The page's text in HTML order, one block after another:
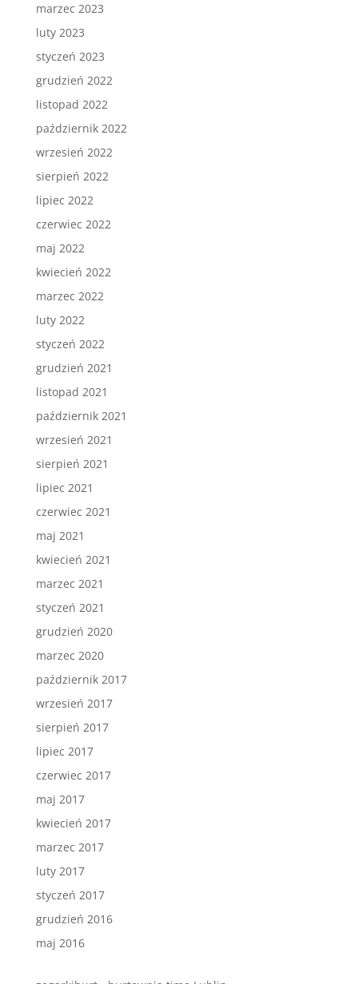
marzec 2023
luty 2023
styczeń 2023
grudzień 2022
listopad 2022
październik 2022
wrzesień 2022
sierpień 2022
lipiec 2022
czerwiec 2022
maj 2022
kwiecień 2022
marzec 2022
luty 2022
styczeń 2022
grudzień 2021
listopad 2021
październik 2021
wrzesień 2021
sierpień 2021
lipiec 2021
czerwiec 2021
maj 2021
kwiecień 2021
marzec 2021
styczeń 2021
grudzień 2020
marzec 2020
październik 2017
wrzesień 2017
sierpień 2017
lipiec 2017
czerwiec 2017
maj 2017
kwiecień 2017
marzec 2017
luty 2017
styczeń 2017
grudzień 2016
maj 2016